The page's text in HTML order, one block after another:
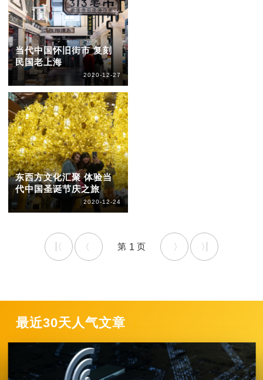
当代中国怀旧街市 复刻
民国老上海
2020-12-27
东西方文化汇聚 体验当
代中国圣诞节庆之旅
2020-12-24
1
最近30天人气文章